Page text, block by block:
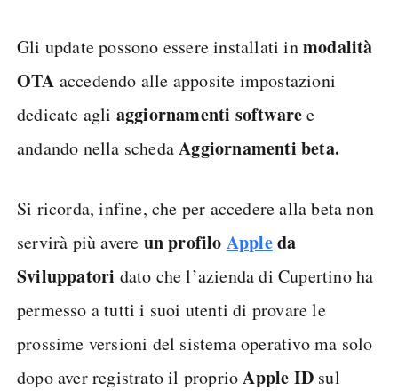
Gli update possono essere installati inmodalità
OTA accedendo alle apposite impostazioni
dedicate agli aggiornamenti softwaree
andando nella schedaAggiornamenti beta.
Si ricorda, infine, che per accedere alla beta non
servirà più avere un profilo Appleda
Sviluppatori dato che l’azienda di Cupertino ha
permesso a tutti i suoi utenti di provare le
prossime versioni del sistema operativo ma solo
dopo aver registrato il proprioApple ID sul